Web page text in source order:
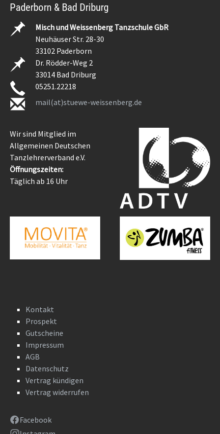
Paderborn & Bad Driburg
Misch und Weissenberg Tanzschule GbR
Neuhäuser Str. 28-30
33102 Paderborn
Dr. Rödder-Weg 2
33014 Bad Driburg
05251.22218
mail(at)stuewe-weissenberg.de
Wir sind Mitglied im
Allgemeinen Deutschen
Tanzlehrerverband e.V.
Öffnungszeiten:
Täglich ab 16 Uhr
Kontakt
Prospekt
Gutscheine
Impressum
AGB
Datenschutz
Vertrag kündigen
Vertrag widerrufen
Facebook